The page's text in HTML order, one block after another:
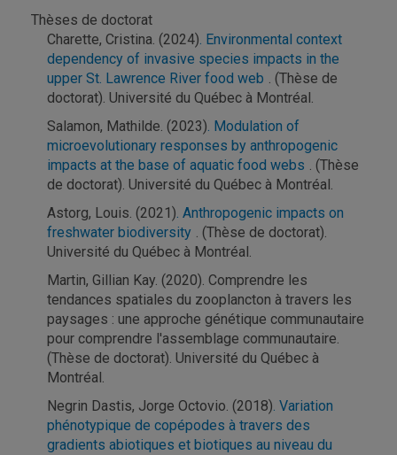
Thèses de doctorat
Charette, Cristina. (2024). Environmental context
dependency of invasive species impacts in the
upper St. Lawrence River food web . (Thèse de
doctorat). Université du Québec à Montréal.
Salamon, Mathilde. (2023). Modulation of
microevolutionary responses by anthropogenic
impacts at the base of aquatic food webs . (Thèse
de doctorat). Université du Québec à Montréal.
Astorg, Louis. (2021). Anthropogenic impacts on
freshwater biodiversity . (Thèse de doctorat).
Université du Québec à Montréal.
Martin, Gillian Kay. (2020). Comprendre les
tendances spatiales du zooplancton à travers les
paysages : une approche génétique communautaire
pour comprendre l'assemblage communautaire.
(Thèse de doctorat). Université du Québec à
Montréal.
Negrin Dastis, Jorge Octovio. (2018). Variation
phénotypique de copépodes à travers des
gradients abiotiques et biotiques au niveau du